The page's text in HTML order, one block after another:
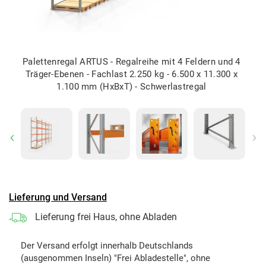
Palettenregal ARTUS - Regalreihe mit 4 Feldern und 4
Träger-Ebenen - Fachlast 2.250 kg - 6.500 x 11.300 x
1.100 mm (HxBxT) - Schwerlastregal
Previous
Lieferung und Versand
Lieferung frei Haus, ohne Abladen
Der Versand erfolgt innerhalb Deutschlands
(ausgenommen Inseln) "Frei Abladestelle", ohne